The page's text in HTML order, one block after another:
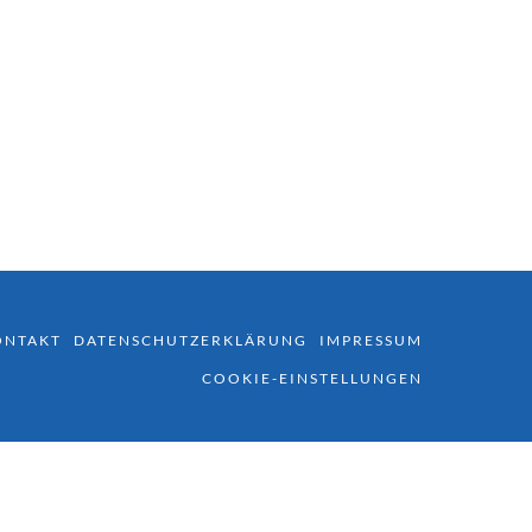
IMPRESSUM
DATENSCHUTZERKLÄRUNG
COOKIE-EINSTELLUNGEN